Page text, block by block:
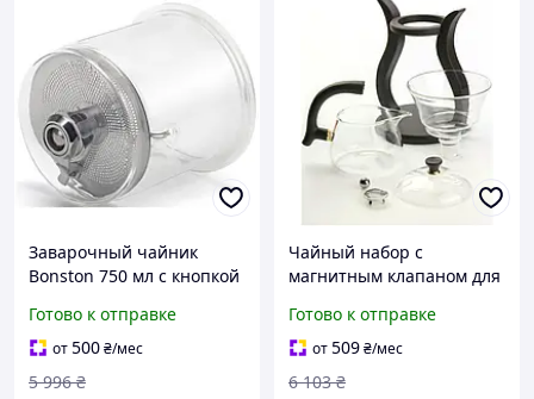
Заварочный чайник
Bonston 750 мл с кнопкой
жаропрочное стекло и
нержавеющая сталь
Готово к отправке
от500₴/мес
5 996 ₴
Чайный набор с
магнитным клапаном для
заваривания,
термостойкое стекло, 350
мл
Готово к отправке
от509₴/мес
6 103 ₴